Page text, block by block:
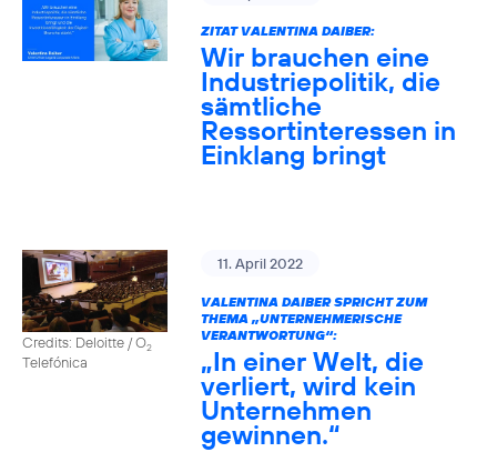
ZITAT VALENTINA DAIBER:
Wir brauchen eine
Industriepolitik, die
sämtliche
Ressortinteressen in
Einklang bringt
Credits: Deloitte / O2
Telefónica
11. April 2022
VALENTINA DAIBER SPRICHT ZUM
THEMA „UNTERNEHMERISCHE
VERANTWORTUNG“:
„In einer Welt, die
verliert, wird kein
Unternehmen
gewinnen.“